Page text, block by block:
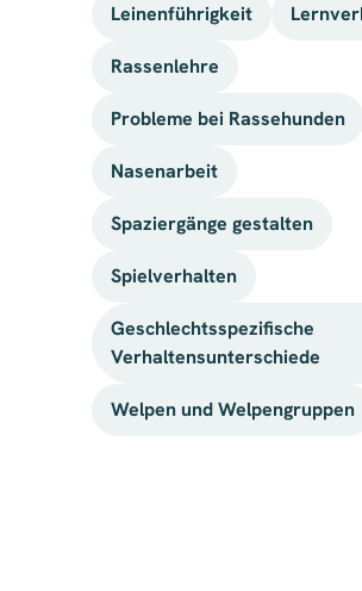
Leinenführigkeit
Rassenlehre
Probleme bei Rassehunden
Nasenarbeit
Spaziergänge gestalten
Spielverhalten
Geschlechtsspezifische
Verhaltensunterschiede
Welpen und Welpengruppen